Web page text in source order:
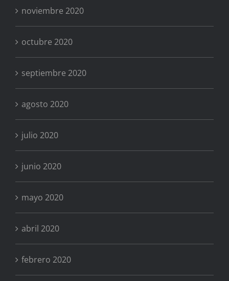
noviembre 2020
octubre 2020
septiembre 2020
agosto 2020
julio 2020
junio 2020
mayo 2020
abril 2020
febrero 2020